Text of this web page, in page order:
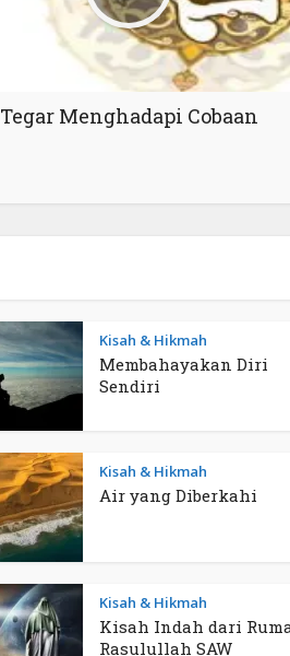
Tegar Menghadapi Cobaan
Kisah & Hikmah
Membahayakan Diri
Sendiri
Kisah & Hikmah
Air yang Diberkahi
Kisah & Hikmah
Kisah Indah dari
Rasulullah SAW